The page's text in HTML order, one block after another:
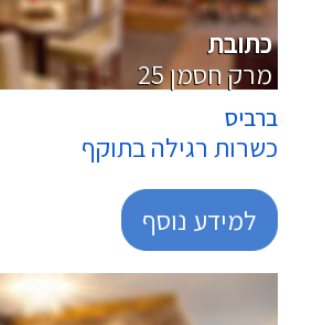
קייטרינגים
כתובת
25 מרק חסמן
ברביס
כשרות רגילה בתוקף
למידע נוסף